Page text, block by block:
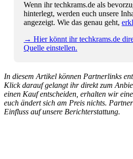
Wenn ihr techkrams.de als
hinterlegt, werden euch unsere
angezeigt. Wie das genau geht,
→ Hier könnt ihr techkrams.de
Quelle einstellen.
In diesem Artikel können Partnerlinks
Klick darauf gelangt ihr direkt zum
einen Kauf entscheiden, erhalten wir
euch ändert sich am Preis nichts.
Einfluss auf unsere Berichterstattung.